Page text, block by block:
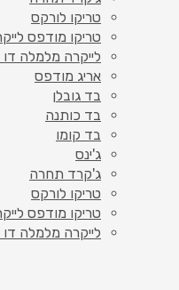
טריקו לורקס
טריקו מודפס
לייקרה מלמלה
אריג מודפס
בד גובלן
בד כותנה
בד קומו
ג'ינס
ג'קרד תחרה
טריקו לורקס
טריקו מודפס
לייקרה מלמלה